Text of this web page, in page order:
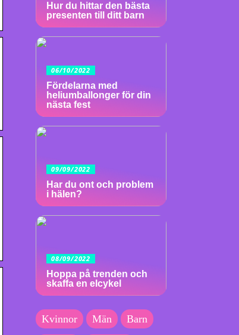
Hur du hittar den bästa
presenten till ditt barn
06/10/2022
Fördelarna med
heliumballonger för din
nästa fest
09/09/2022
Har du ont och problem
i hälen?
08/09/2022
Hoppa på trenden och
skaffa en elcykel
Kvinnor Män Barn